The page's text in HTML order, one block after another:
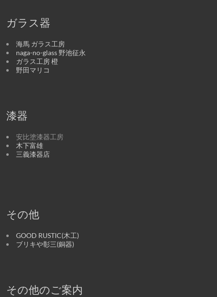
ガラス器
海馬 ガラス工房
naga-no-glass 野池征永
ガラス工房 橙
野田マリコ
漆器
安比塗漆器工房
木下富雄
三義漆器店
その他
GOOD RUSTIC(木工)
ブリキや彰三(銅器)
その他のご案内